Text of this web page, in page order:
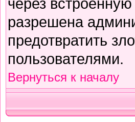
разрешена
предотвратить
пользователями.
Вернуться к началу